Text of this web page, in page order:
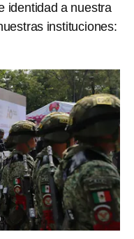
identidad a nuestra
instituciones: